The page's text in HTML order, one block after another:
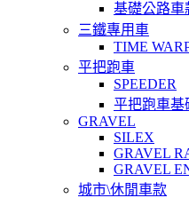
基礎公路車
三鐵專用車
TIME
平把跑車
SPEEDER
平把跑車基
GRAVEL
SILEX
GRAVEL
GRAVEL
城市\休閒車款